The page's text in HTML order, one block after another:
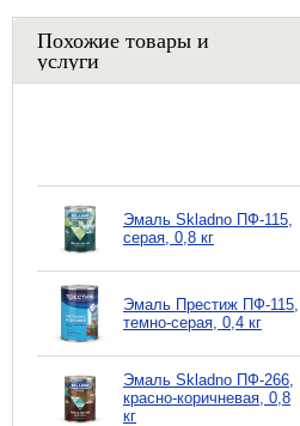
Похожие товары и
услуги
Эмаль Skladno ПФ-115,
серая, 0,8 кг
Эмаль Престиж ПФ-115,
темно-серая, 0,4 кг
Эмаль Skladno ПФ-266,
красно-коричневая, 0,8
кг